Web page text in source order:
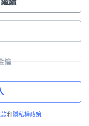
續
鑰
和 隱私權政策